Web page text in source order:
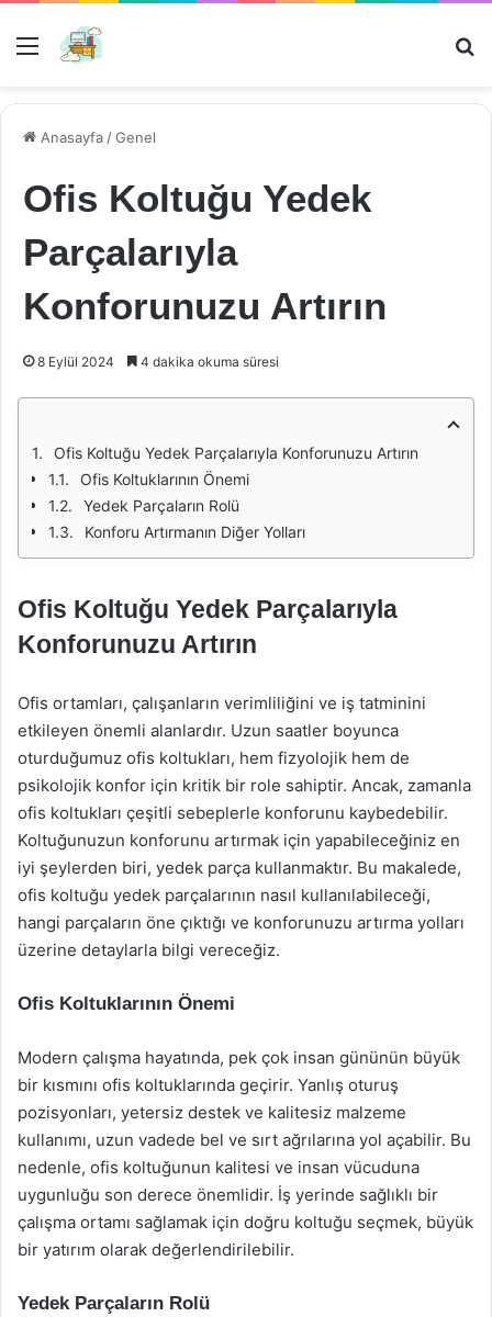
Menü
Anasayfa /Genel
Ofis Koltuğu Yedek
Parçalarıyla
Konforunuzu Artırın
8 Eylül 2024 4 dakika okuma süresi
Ofis Koltuğu Yedek Parçalarıyla Konforunuzu Artırın
Ofis Koltuklarının Önemi
Yedek Parçaların Rolü
Konforu Artırmanın Diğer Yolları
Ofis Koltuğu Yedek Parçalarıyla
Konforunuzu Artırın
Ofis ortamları, çalışanların verimliliğini ve iş tatminini
etkileyen önemli alanlardır. Uzun saatler boyunca
oturduğumuz ofis koltukları, hem fizyolojik hem de
psikolojik konfor için kritik bir role sahiptir. Ancak, zamanla
ofis koltukları çeşitli sebeplerle konforunu kaybedebilir.
Koltuğunuzun konforunu artırmak için yapabileceğiniz en
iyi şeylerden biri, yedek parça kullanmaktır. Bu makalede,
ofis koltuğu yedek parçalarının nasıl kullanılabileceği,
hangi parçaların öne çıktığı ve konforunuzu artırma yolları
üzerine detaylarla bilgi vereceğiz.
Ofis Koltuklarının Önemi
Modern çalışma hayatında, pek çok insan gününün büyük
bir kısmını ofis koltuklarında geçirir. Yanlış oturuş
pozisyonları, yetersiz destek ve kalitesiz malzeme
kullanımı, uzun vadede bel ve sırt ağrılarına yol açabilir. Bu
nedenle, ofis koltuğunun kalitesi ve insan vücuduna
uygunluğu son derece önemlidir. İş yerinde sağlıklı bir
çalışma ortamı sağlamak için doğru koltuğu seçmek, büyük
bir yatırım olarak değerlendirilebilir.
Yedek Parçaların Rolü